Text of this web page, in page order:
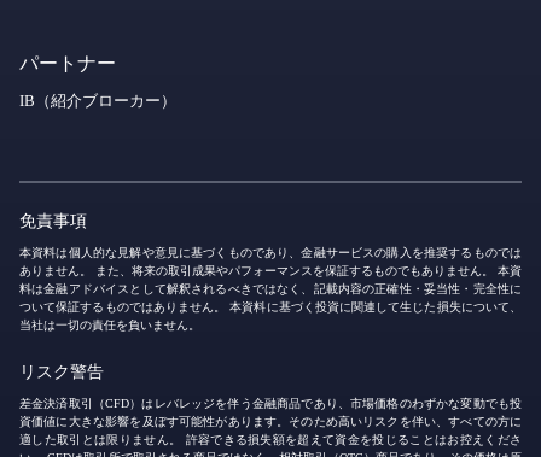
パートナー
IB（紹介ブローカー）
免責事項
本資料は個人的な見解や意見に基づくものであり、金融サービスの購入を推奨するものでは
ありません。 また、将来の取引成果やパフォーマンスを保証するものでもありません。 本資
料は金融アドバイスとして解釈されるべきではなく、記載内容の正確性・妥当性・完全性に
ついて保証するものではありません。 本資料に基づく投資に関連して生じた損失について、
当社は一切の責任を負いません。
リスク警告
差金決済取引（CFD）はレバレッジを伴う金融商品であり、市場価格のわずかな変動でも投
資価値に大きな影響を及ぼす可能性があります。そのため高いリスクを伴い、すべての方に
適した取引とは限りません。 許容できる損失額を超えて資金を投じることはお控えくださ